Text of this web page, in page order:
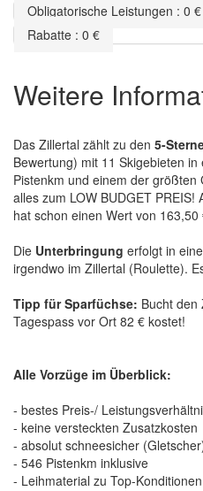
Obligatorische Leistungen : 0 €
Rabatte : 0 €
Weitere
Das Zillertal zählt zu den 5-
Bewertung) mit 11 Skigebieten
Pistenkm und einem der
alles zum LOW BUDGET
hat schon einen Wert von 163,50
Die Unterbringung erfolgt in
irgendwo im Zillertal (Roulette).
Tipp für Sparfüchse: Bucht den
Tagespass vor Ort 82 € kostet!
Alle Vorzüge im Überblick:
- bestes Preis-/
- keine versteckten Zusatzkosten
- absolut schneesicher
- 546 Pistenkm inklusive
- Leihmaterial zu Top-Konditionen